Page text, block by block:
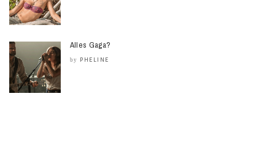
Alles Gaga?
by PHELINE